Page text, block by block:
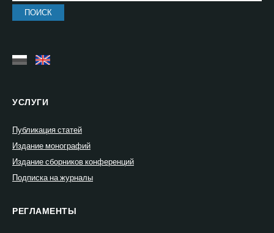
УСЛУГИ
Публикация статей
Издание монографий
Издание сборников конференций
Подписка на журналы
РЕГЛАМЕНТЫ